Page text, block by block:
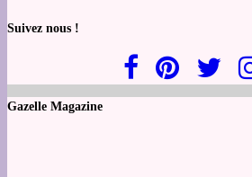
Suivez nous !
Gazelle Magazine